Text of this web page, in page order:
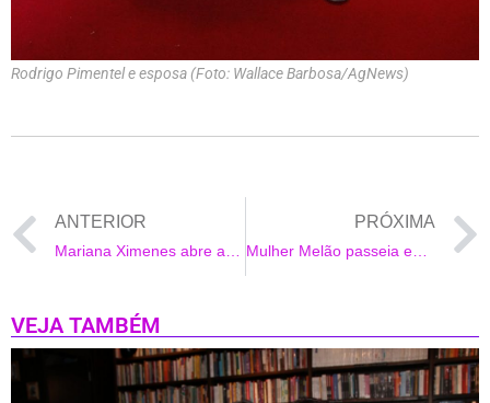
Rodrigo Pimentel e esposa (Foto: Wallace Barbosa/AgNews)
ANTERIOR PRÓXIMA
Mulher Melão passeia em shopping na Barra da Tijuca
VEJA TAMBÉM